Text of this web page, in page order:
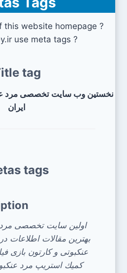
this website homepage ?
use meta tags ?
tag
نخستین وب سایت تخصصی مرد
ایران
tags
اولین سایت تخصصی مرد
بهترین مقالات اطلاعات
عنكبوتی و كارتون بازی
كمیك استریپ مرد